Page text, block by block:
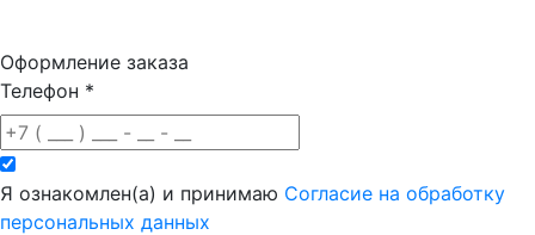
Оформление заказа
Телефон *
Я ознакомлен(а) и принимаю Согласие на обработку
персональных данных